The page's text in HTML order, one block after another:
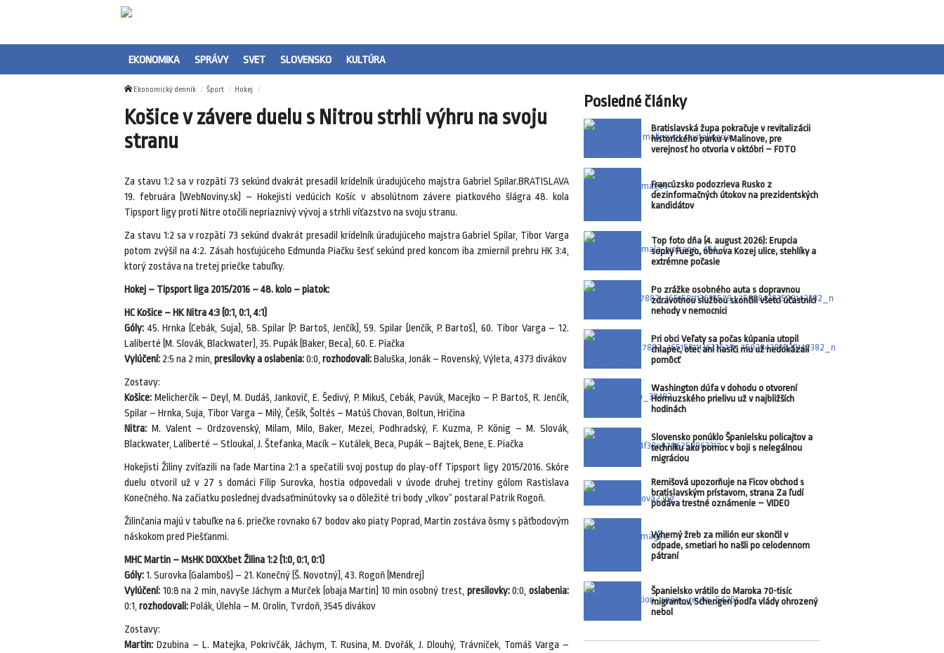
EKONOMIKA SPRÁVY SVET SLOVENSKO KULTÚRA
Ekonomický denník Šport Hokej
Košice v závere duelu s Nitrou strhli výhru na svoju
stranu
Za stavu 1:2 sa v rozpätí 73 sekúnd dvakrát presadil krídelník úradujúceho majstra Gabriel Spilar.BRATISLAVA
19. februára (WebNoviny.sk) – Hokejisti vedúcich Košíc v absolútnom závere piatkového šlágra 48. kola
Tipsport ligy proti Nitre otočili nepriaznivý vývoj a strhli víťazstvo na svoju stranu.
Za stavu 1:2 sa v rozpätí 73 sekúnd dvakrát presadil krídelník úradujúceho majstra Gabriel Spilar, Tibor Varga
potom zvýšil na 4:2. Zásah hosťujúceho Edmunda Piačku šesť sekúnd pred koncom iba zmiernil prehru HK 3:4,
ktorý zostáva na tretej priečke tabuľky.
Hokej – Tipsport liga 2015/2016 – 48. kolo – piatok:
HC Košice – HK Nitra 4:3 (0:1, 0:1, 4:1)
Góly: 45. Hrnka (Cebák, Suja), 58. Spilar (P. Bartoš, Jenčík), 59. Spilar (Jenčík, P. Bartoš), 60. Tibor Varga – 12.
Laliberté (M. Slovák, Blackwater), 35. Pupák (Baker, Beca), 60. E. Piačka
Vylúčení: 2:5 na 2 min, presilovky a oslabenia:0:0, rozhodovali:Baluška, Jonák – Rovenský, Výleta, 4373 divákov
Zostavy:
Košice: Melicherčík – Deyl, M. Dudáš, Jankovič, E. Šedivý, P. Mikuš, Cebák, Pavúk, Macejko – P. Bartoš, R. Jenčík,
Spilar – Hrnka, Suja, Tibor Varga – Milý, Češík, Šoltés – Matúš Chovan, Boltun, Hričina
Nitra: M. Valent – Ordzovenský, Milam, Milo, Baker, Mezei, Podhradský, F. Kuzma, P. König – M. Slovák,
Blackwater, Laliberté – Stloukal, J. Štefanka, Macík – Kutálek, Beca, Pupák – Bajtek, Bene, E. Piačka
Hokejisti Žiliny zvíťazili na ľade Martina 2:1 a spečatili svoj postup do play-off Tipsport ligy 2015/2016. Skóre
duelu otvoril už v 27 s domáci Filip Surovka, hostia odpovedali v úvode druhej tretiny gólom Rastislava
Konečného. Na začiatku poslednej dvadsaťminútovky sa o dôležité tri body „vlkov“ postaral Patrik Rogoň.
Žilinčania majú v tabuľke na 6. priečke rovnako 67 bodov ako piaty Poprad, Martin zostáva ôsmy s päťbodovým
náskokom pred Piešťanmi.
MHC Martin – MsHK DOXXbet Žilina 1:2 (1:0, 0:1, 0:1)
Góly:1. Surovka (Galamboš) – 21. Konečný (Š. Novotný), 43. Rogoň (Mendrej)
Vylúčení: 10:8 na 2 min, navyše Jáchym a Murček (obaja Martin) 10 min osobný trest, presilovky:0:0,oslabenia:
0:1, rozhodovali:Polák, Úlehla – M. Orolin, Tvrdoň, 3545 divákov
Zostavy:
Martin: Dzubina – L. Matejka, Pokrivčák, Jáchym, T. Rusina, M. Dvořák, J. Dlouhý, Trávniček, Tomáš Varga –
Posledné články
Bratislavská župa pokračuje v revitalizácii
historického parku v Malinove, pre
verejnosť ho otvoria v októbri – FOTO
Francúzsko podozrieva Rusko z
dezinformačných útokov na prezidentských
kandidátov
Top foto dňa (4. august 2026): Erupcia
sopky Fuego, obnova Kozej ulice, stehlíky a
extrémne počasie
Po zrážke osobného auta s dopravnou
zdravotnou službou skončili všetci účastníci
nehody v nemocnici
Pri obci Veľaty sa počas kúpania utopil
chlapec, otec ani hasiči mu už nedokázali
pomôcť
Washington dúfa v dohodu o otvorení
Hormuzského prielivu už v najbližších
hodinách
Slovensko ponúklo Španielsku policajtov a
techniku ako pomoc v boji s nelegálnou
migráciou
Remišová upozorňuje na Ficov obchod s
bratislavským prístavom, strana Za ľudí
podáva trestné oznámenie – VIDEO
Výherný žreb za milión eur skončil v
odpade, smetiari ho našli po celodennom
pátraní
Španielsko vrátilo do Maroka 70-tisíc
migrantov, Schengen podľa vlády ohrozený
nebol